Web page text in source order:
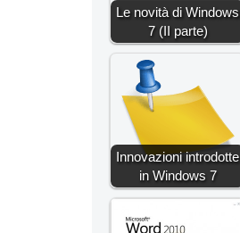
Le novità di Windows
7 (II parte)
Innovazioni introdotte
in Windows 7